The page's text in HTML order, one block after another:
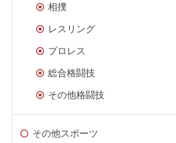
相撲
レスリング
プロレス
総合格闘技
その他格闘技
その他スポーツ